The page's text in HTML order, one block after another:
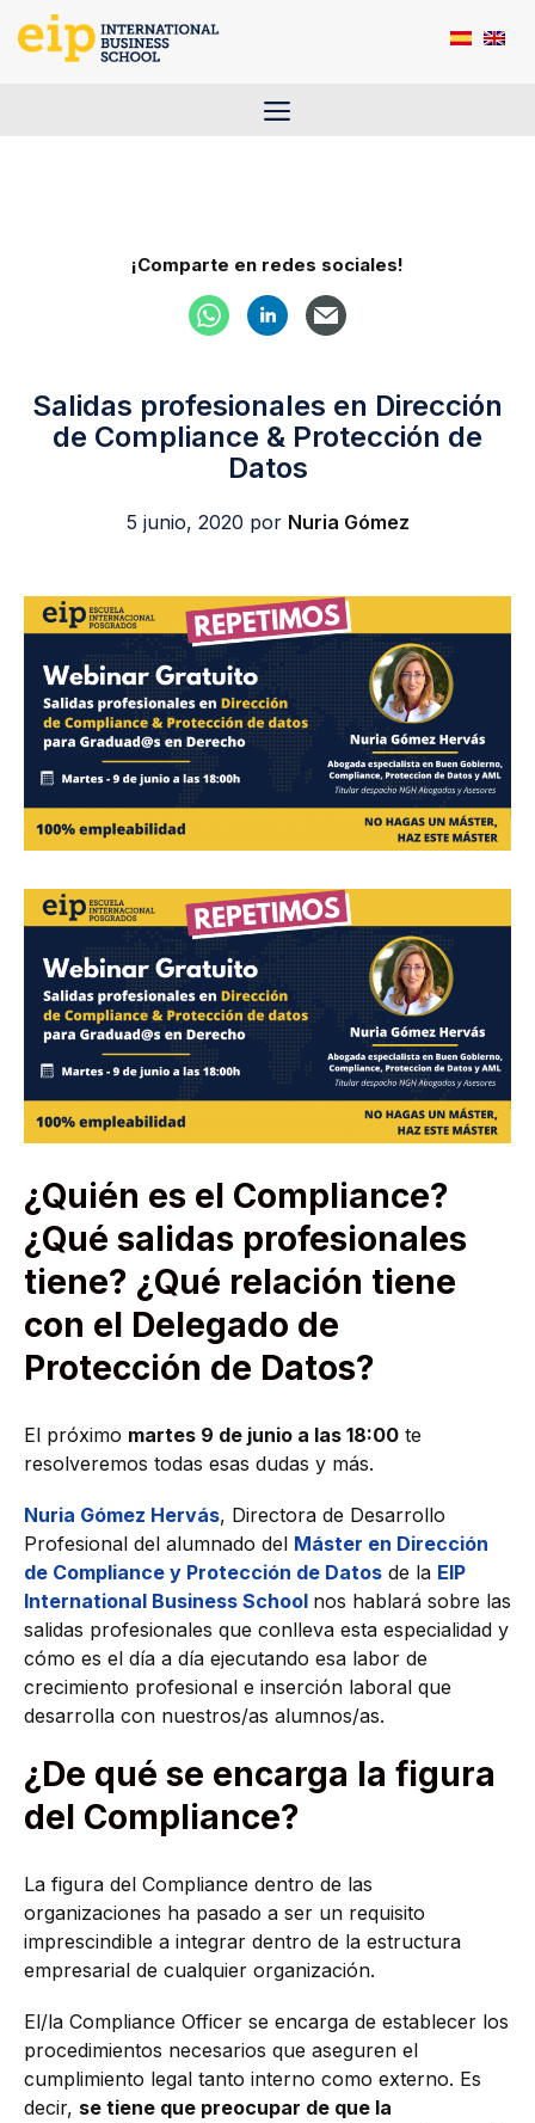
Saltar
Menú
¡Comparte en redes sociales!
Salidas profesionales en Dirección
de Compliance & Protección de
Datos
5 junio, 2020 por Nuria Gómez
¿Quién es el Compliance?
¿Qué salidas profesionales
tiene? ¿Qué relación tiene
con el Delegado de
Protección de Datos?
El próximo martes 9 de junio a las 18:00 te
resolveremos todas esas dudas y más.
Nuria Gómez Hervás, Directora de Desarrollo
Profesional del alumnado del Máster en Dirección
de Compliance y Protección de Datos de la EIP
International Business School nos hablará sobre las
salidas profesionales que conlleva esta especialidad y
cómo es el día a día ejecutando esa labor de
crecimiento profesional e inserción laboral que
desarrolla con nuestros/as alumnos/as.
¿De qué se encarga la figura
del Compliance?
La figura del Compliance dentro de las
organizaciones ha pasado a ser un requisito
imprescindible a integrar dentro de la estructura
empresarial de cualquier organización.
El/la Compliance Officer se encarga de establecer los
procedimientos necesarios que aseguren el
cumplimiento legal tanto interno como externo. Es
decir, se tiene que preocupar de que la